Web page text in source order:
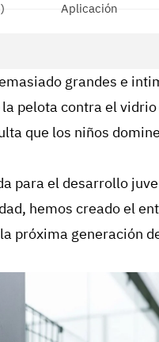
Aplicación
grandes e
pelota contra el
que los niños
para el desarrollo
hemos creado el
próxima generación